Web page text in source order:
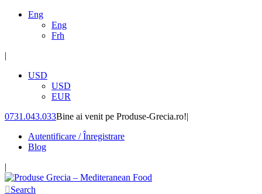
Eng
Eng
Frh
|
USD
USD
EUR
0731.043.033Bine ai venit pe Produse-Grecia.ro!|
Autentificare / Înregistrare
Blog
|
Search